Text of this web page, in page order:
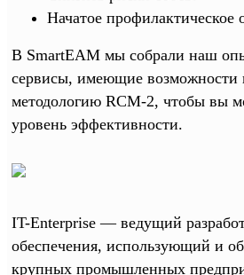
Начатое профилактическое
В SmartEAM мы собрали наш
сервисы, имеющие возможности
методологию RCM-2, чтобы вы
уровень эффективности.
IT-Enterprise — ведущий
обеспечения, использующий и
крупных промышленных